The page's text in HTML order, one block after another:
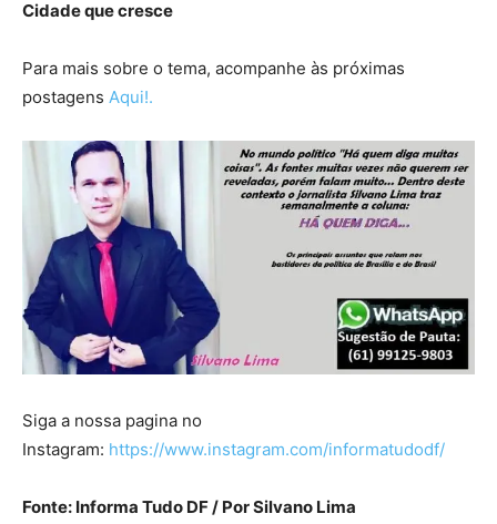
Cidade que cresce
Para mais sobre o tema, acompanhe às próximas
postagens Aqui!.
Siga a nossa pagina no
Instagram: https://www.instagram.com/informatudodf/
Fonte: Informa Tudo DF / Por Silvano Lima